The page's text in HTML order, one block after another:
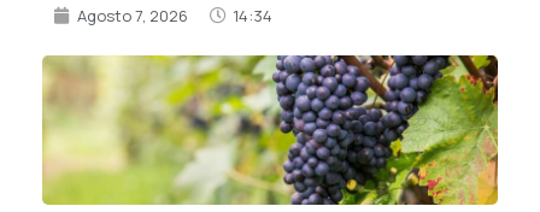
Agosto 7, 2026 14:34